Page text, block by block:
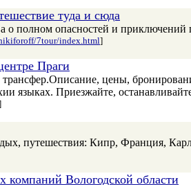
туда и сюда
полном опасностей и приключений
7tour/index.html]
Праги
цены,
языках. Приезжайте,
путешествия: Кипр, Франция,
компаний Вологодской области